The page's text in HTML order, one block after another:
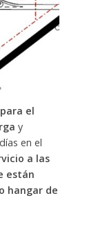
el
y
en el
a las
están
hangar de